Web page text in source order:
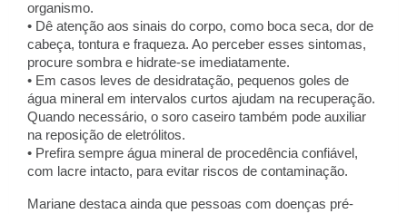
organismo.
• Dê atenção aos sinais do corpo, como boca seca, dor de
cabeça, tontura e fraqueza. Ao perceber esses sintomas,
procure sombra e hidrate-se imediatamente.
• Em casos leves de desidratação, pequenos goles de
água mineral em intervalos curtos ajudam na recuperação.
Quando necessário, o soro caseiro também pode auxiliar
na reposição de eletrólitos.
• Prefira sempre água mineral de procedência confiável,
com lacre intacto, para evitar riscos de contaminação.
Mariane destaca ainda que pessoas com doenças pré-